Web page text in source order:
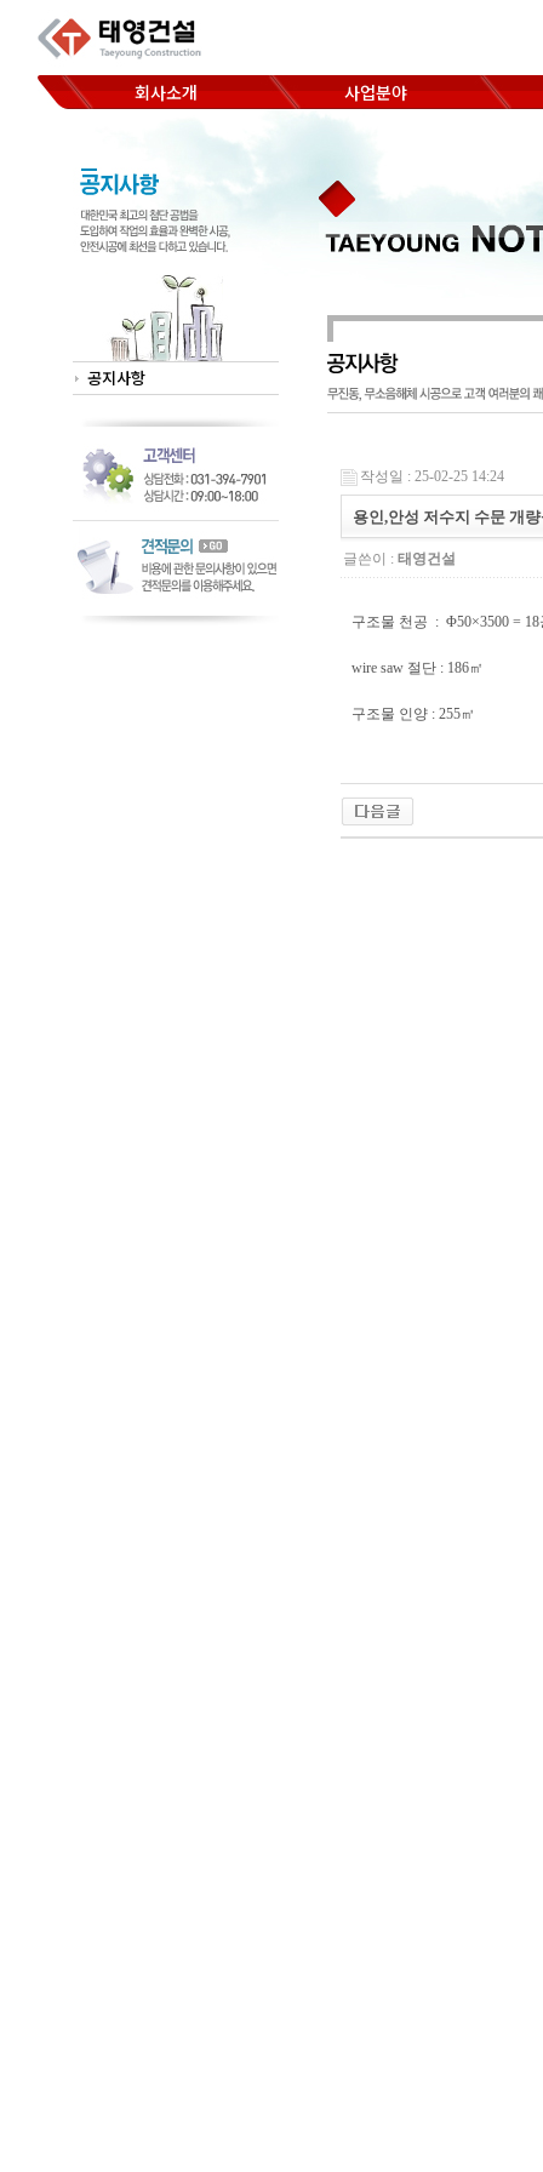
회사소개
CEO 인사말 찾아오시는 길 사업분야
코아드릴 천공 Hand saw 절단 Wheel saw 절단 Wall saw 절단 Wire saw 절단
공지사항
작성일 : 25-02-25 14:24
용인,안성 저수지 수문 개
글쓴이 :태영건설
구조물 천공 : Φ50×3500 = 18
wire saw 절단 : 186㎡
구조물 인양 : 255㎥